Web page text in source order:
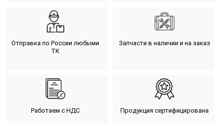
Отправка по России любыми
ТК
Запчасти в наличии и на заказ
Работаем с НДС Продукция сертифицирована